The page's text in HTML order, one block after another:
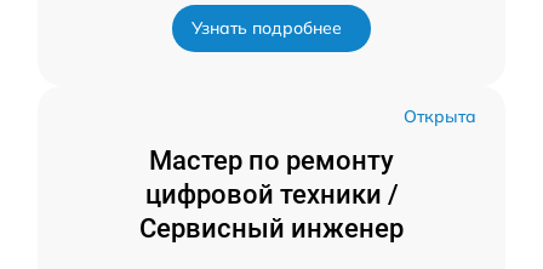
Узнать подробнее
Открыта
Мастер по ремонту
цифровой техники /
Сервисный инженер